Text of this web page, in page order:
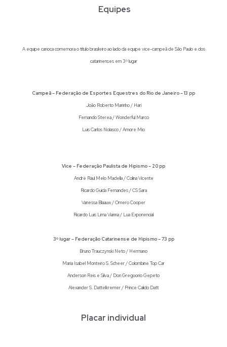
Equipes
A equipe carioca comemora o título brasileiro ao lado da equipe vice-campeã de São Paulo e dos
catarinenses em 3º lugar
Campeã – Federação de Esportes Equestres do Rio de Janeiro – 13 pp
João Roberto Marinho / Hari
Fernando Sterea / Wonderful Marco
Luis Carlos Nolasco / Amore Mio
Vice – Federação Paulista de Hipismo – 20 pp
André Raul Melo Madella / Colina Vicente
Ricardo Guida Fernandes / CS Sara
Vanessa Blaauw / Omero Cooper
Ricardo Luis Lima Vianna / Lua Exponencial
3º lugar – Federação Catarinense de Hipismo – 73 pp
Bruno Trauczynski Neto / Hermano
Maria Isabel Monteiro S. Scheer / Colombine Top Car
Anderson Reis e Silva / Don Gregoorio Gepeto
Alexander S. Dattelkremer / Prince Calido Datt
Placar individual